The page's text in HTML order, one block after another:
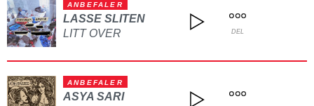
ANBEFALER
LASSE SLITEN
LITT OVER
DEL
ANBEFALER
ASYA SARI